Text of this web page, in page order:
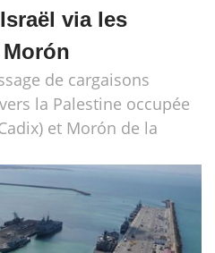
via les
de cargaisons
la Palestine occupée
et Morón de la